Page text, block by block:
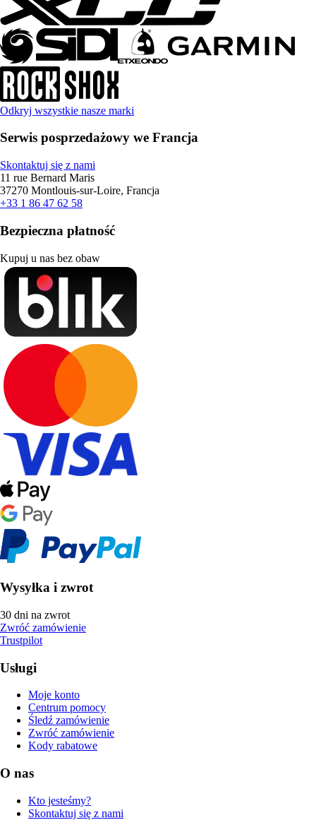
Odkryj wszystkie nasze marki
Serwis posprzedażowy we Francja
Skontaktuj się z nami
11 rue Bernard Maris
37270 Montlouis-sur-Loire, Francja
+33 1 86 47 62 58
Bezpieczna płatność
Kupuj u nas bez obaw
Wysyłka i zwrot
30 dni na zwrot
Zwróć zamówienie
Trustpilot
Usługi
Moje konto
Centrum pomocy
Śledź zamówienie
Zwróć zamówienie
Kody rabatowe
O nas
Kto jesteśmy?
Skontaktuj się z nami